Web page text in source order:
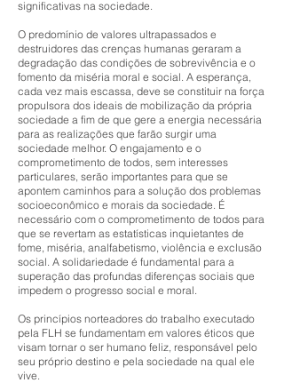
significativas na sociedade.
O predomínio de valores ultrapassados e
destruidores das crenças humanas geraram a
degradação das condições de sobrevivência e o
fomento da miséria moral e social. A esperança,
cada vez mais escassa, deve se constituir na força
propulsora dos ideais de mobilização da própria
sociedade a fim de que gere a energia necessária
para as realizações que farão surgir uma
sociedade melhor. O engajamento e o
comprometimento de todos, sem interesses
particulares, serão importantes para que se
apontem caminhos para a solução dos problemas
socioeconômico e morais da sociedade. É
necessário com o comprometimento de todos para
que se revertam as estatísticas inquietantes de
fome, miséria, analfabetismo, violência e exclusão
social. A solidariedade é fundamental para a
superação das profundas diferenças sociais que
impedem o progresso social e moral.
Os princípios norteadores do trabalho executado
pela FLH se fundamentam em valores éticos que
visam tornar o ser humano feliz, responsável pelo
seu próprio destino e pela sociedade na qual ele
vive.